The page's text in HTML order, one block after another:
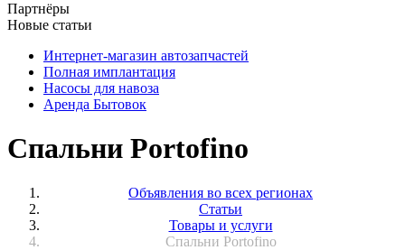
Партнёры
Новые статьи
Интернет-магазин автозапчастей
Полная имплантация
Насосы для навоза
Аренда Бытовок
Спальни Portofino
Объявления во всех регионах
Статьи
Товары и услуги
Спальни Portofino